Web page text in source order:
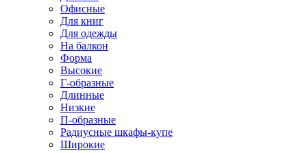
Офисные
Для книг
Для одежды
На балкон
Форма
Высокие
Г-образные
Длинные
Низкие
П-образные
Радиусные шкафы-купе
Широкие